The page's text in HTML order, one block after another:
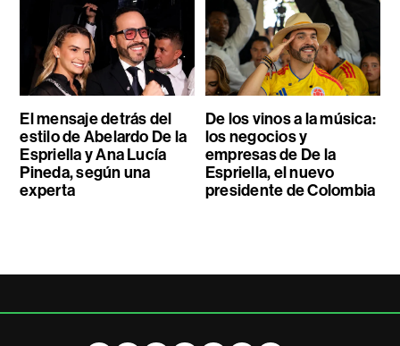
El mensaje detrás del
estilo de Abelardo De la
Espriella y Ana Lucía
Pineda, según una
experta
De los vinos a la música:
los negocios y
empresas de De la
Espriella, el nuevo
presidente de Colombia